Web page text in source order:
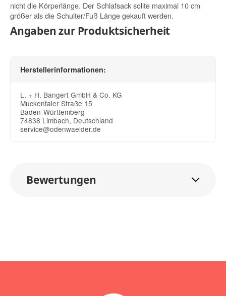
nicht die Körperlänge. Der Schlafsack sollte maximal 10 cm
größer als die Schulter/Fuß Länge gekauft werden.
Angaben zur Produktsicherheit
Herstellerinformationen:
L. + H. Bangert GmbH & Co. KG
Muckentaler Straße 15
Baden-Württemberg
74838 Limbach, Deutschland
service@odenwaelder.de
Bewertungen